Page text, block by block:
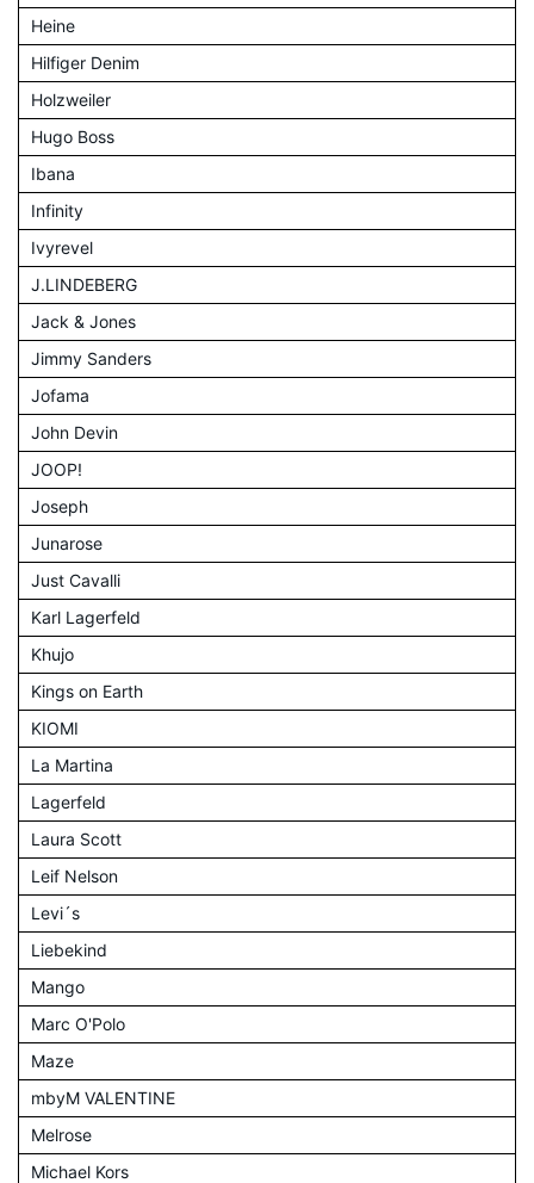
Heine
Hilfiger Denim
Holzweiler
Hugo Boss
Ibana
Infinity
Ivyrevel
J.LINDEBERG
Jack & Jones
Jimmy Sanders
Jofama
John Devin
JOOP!
Joseph
Junarose
Just Cavalli
Karl Lagerfeld
Khujo
Kings on Earth
KIOMI
La Martina
Lagerfeld
Laura Scott
Leif Nelson
Levi´s
Liebekind
Mango
Marc O'Polo
Maze
mbyM VALENTINE
Melrose
Michael Kors